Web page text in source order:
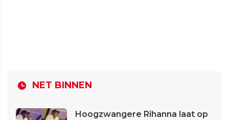
NET BINNEN
Hoogzwangere Rihanna laat op